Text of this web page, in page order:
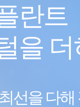
란트
을 더
선을 다해